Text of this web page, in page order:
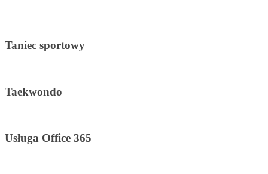
Taniec sportowy
Taekwondo
Usługa Office 365